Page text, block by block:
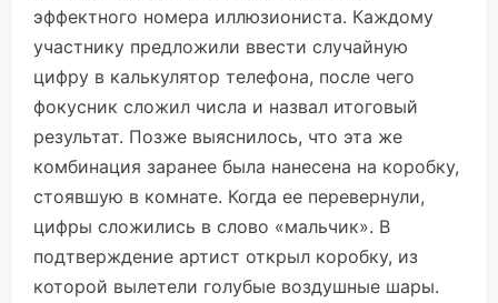
эффектного номера иллюзиониста. Каждому
участнику предложили ввести случайную
цифру в калькулятор телефона, после чего
фокусник сложил числа и назвал итоговый
результат. Позже выяснилось, что эта же
комбинация заранее была нанесена на коробку,
стоявшую в комнате. Когда ее перевернули,
цифры сложились в слово «мальчик». В
подтверждение артист открыл коробку, из
которой вылетели голубые воздушные шары.